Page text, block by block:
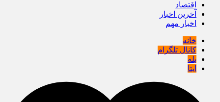
اقتصاد
آخرین اخبار
اخبار مهم
خانه
کانال تلگرام
بله
ایتا